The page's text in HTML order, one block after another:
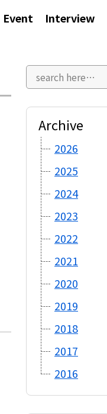
Event Interview
Archive
2026
2025
2024
2023
2022
2021
2020
2019
2018
2017
2016